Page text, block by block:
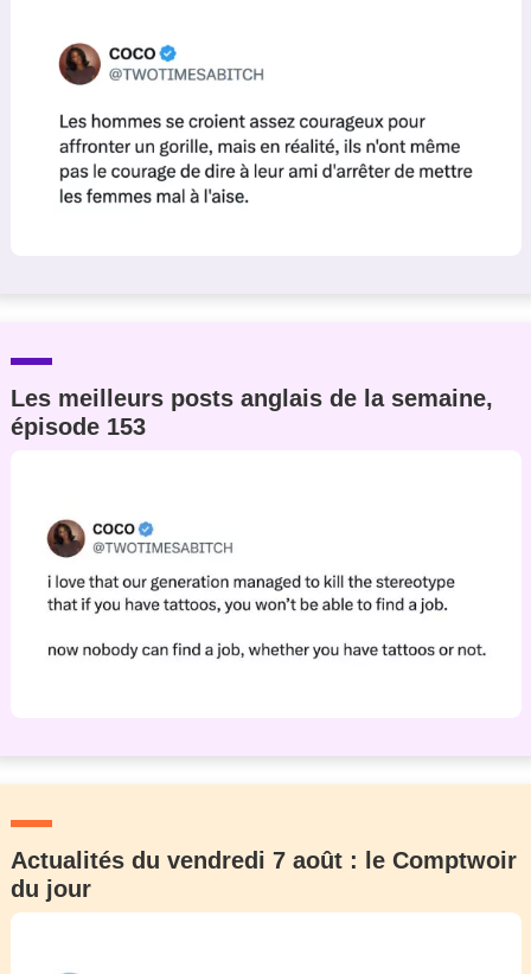
Les meilleurs posts anglais de la semaine,
épisode 153
Actualités du vendredi 7 août : le Comptwoir
du jour